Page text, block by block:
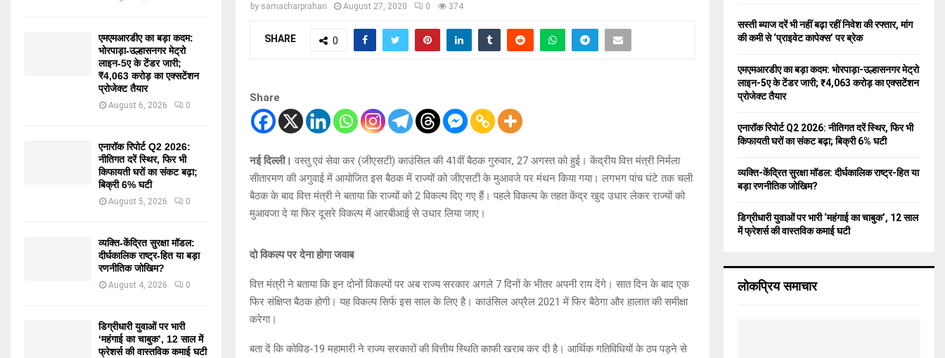
by samacharprahari August 27, 2020 0 374
SHARE 0
Share
नई दिल्ली। वस्तु एवं सेवा कर (जीएसटी) काउंसिल की 41वीं बैठक गुरुवार, 27 अगस्त को हुई। केंद्रीय वित्त मंत्री निर्मला
सीतारमण की अगुवाई में आयोजित इस बैठक में राज्यों को जीएसटी के मुआवजे पर मंथन किया गया। लगभग पांच घंटे तक चली
बैठक के बाद वित्त मंत्री ने बताया कि राज्यों को 2 विकल्प दिए गए हैं। पहले विकल्प के तहत केंद्र खुद उधार लेकर राज्यों को
मुआवजा दे या फिर दूसरे विकल्प में आरबीआई से उधार लिया जाए।
दो विकल्प पर देना होगा जवाब
वित्त मंत्री ने बताया कि इन दोनों विकल्पों पर अब राज्य सरकार अगले 7 दिनों के भीतर अपनी राय देंगे। सात दिन के बाद एक
फिर संक्षिप्त बैठक होगी। यह विकल्प सिर्फ इस साल के लिए है। काउंसिल अप्रैल 2021 में फिर बैठेगा और हालात की समीक्षा
करेगा।
बता दें कि कोविड-19 महामारी ने राज्य सरकारों की वित्तीय स्थिति काफी खराब कर दी है। आर्थिक गतिविधियों के ठप पड़ने से
एमएमआरडीए का बड़ा कदम:
भोरपाड़ा-उल्हासनगर मेट्रो
लाइन-5ए के टेंडर जारी;
₹4,063 करोड़ का एक्सटेंशन
प्रोजेक्ट तैयार
August 6, 2026 0
एनारॉक रिपोर्ट Q2 2026:
नीतिगत दरें स्थिर, फिर भी
किफायती घरों का संकट बढ़ा;
बिक्री 6% घटी
August 5, 2026 0
व्यक्ति-केंद्रित सुरक्षा मॉडल:
दीर्घकालिक राष्ट्र-हित या बड़ा
रणनीतिक जोखिम?
August 4, 2026 0
डिग्रीधारी युवाओं पर भारी
‘महंगाई का चाबुक’, 12 साल में
फ्रेशर्स की वास्तविक कमाई घटी
o
r
C
सस्ती ब्याज दरें भी नहीं बढ़ा रहीं निवेश की रफ्तार, मांग
की कमी से ‘प्राइवेट कापेक्स’ पर ब्रेक
एमएमआरडीए का बड़ा कदम: भोरपाड़ा-उल्हासनगर मेट्रो
लाइन-5ए के टेंडर जारी; ₹4,063 करोड़ का एक्सटेंशन
प्रोजेक्ट तैयार
एनारॉक रिपोर्ट Q2 2026: नीतिगत दरें स्थिर, फिर भी
किफायती घरों का संकट बढ़ा; बिक्री 6% घटी
व्यक्ति-केंद्रित सुरक्षा मॉडल: दीर्घकालिक राष्ट्र-हित या
बड़ा रणनीतिक जोखिम?
डिग्रीधारी युवाओं पर भारी ‘महंगाई का चाबुक’, 12 साल
में फ्रेशर्स की वास्तविक कमाई घटी
लोकप्रिय समाचार